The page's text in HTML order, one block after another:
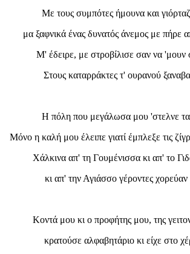
Με τους συμπότες ήμουνα και
μα ξαφνικά ένας δυνατός άνεμος με πήρε
Μ' έδειρε, με στροβίλισε σαν να 'μουν
Στους καταρράκτες τ' ουρανού
Η πόλη που μεγάλωσα μου 'στελνε τα
Μόνο η καλή μου έλειπε γιατί έμπλεξε τις
Χάλκινα απ' τη Γουμένισσα κι απ' το
κι απ' την Αγιάσσο γέροντες
Κοντά μου κι ο προφήτης μου, της
κρατούσε αλφαβητάριο κι είχε στο